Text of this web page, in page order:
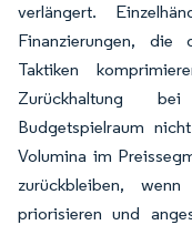
verlängert.
Finanzierungen, die
Taktiken
Zurückhaltung
Budgetspielraum
Volumina im
zurückbleiben,
priorisieren und